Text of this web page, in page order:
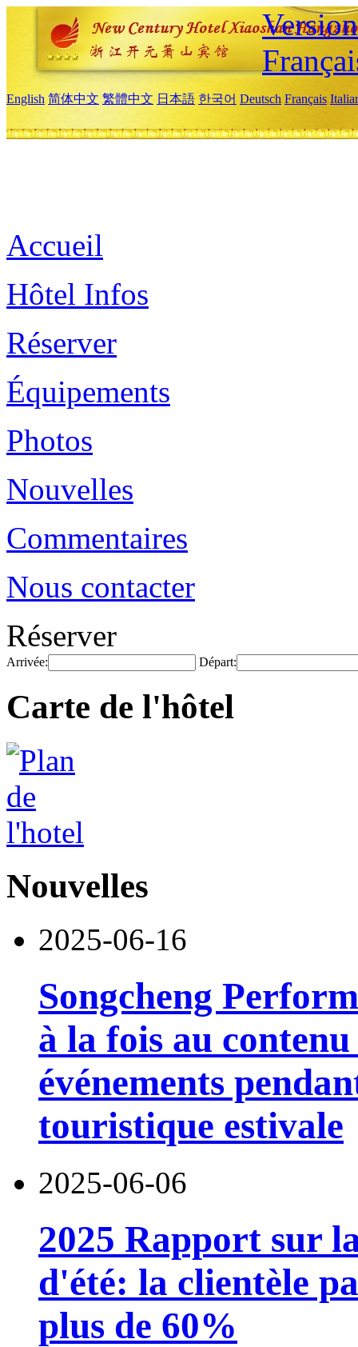
English 简体中文 繁體中文 日本語 한국어 Deutsch Français
Accueil
Hôtel Infos
Réserver
Équipements
Photos
Nouvelles
Commentaires
Nous contacter
Réserver
Arrivée: Départ:
Carte de l'hôtel
Nouvelles
2025-06-16
Songcheng
à la fois au
événements
touristique estivale
2025-06-06
2025 Rapport sur
d'été: la clientèle
plus de 60%